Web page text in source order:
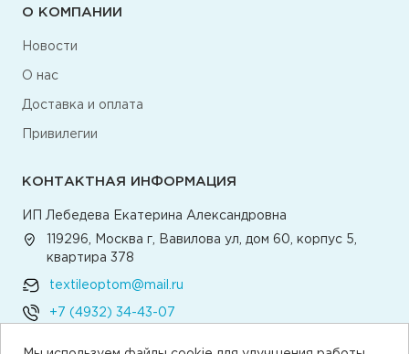
О КОМПАНИИ
Новости
О нас
Доставка и оплата
Привилегии
КОНТАКТНАЯ ИНФОРМАЦИЯ
ИП Лебедева Екатерина Александровна
119296, Москва г, Вавилова ул, дом 60, корпус 5,
квартира 378
textileoptom@mail.ru
+7 (4932) 34-43-07